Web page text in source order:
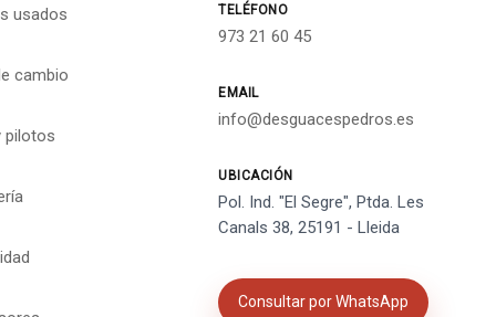
usados
cambio
pilotos
TELÉFONO
973 21 60 45
EMAIL
info@desguacespedros.es
UBICACIÓN
Pol. Ind. "El Segre", Ptda. Les
Canals 38, 25191 - Lleida
Consultar por WhatsApp